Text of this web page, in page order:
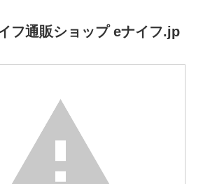
フ通販ショップ eナイフ.jp